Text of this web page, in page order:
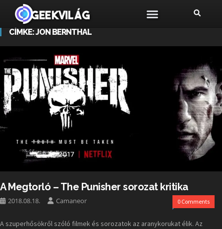
CÍMKE:JON BERNTHAL
A Megtorló – The Punisher sorozat kritika
2018.08.18. Camaneor 0 Comments
A szuperhősökről szóló filmek és sorozatok az aranykorukat élik. Az